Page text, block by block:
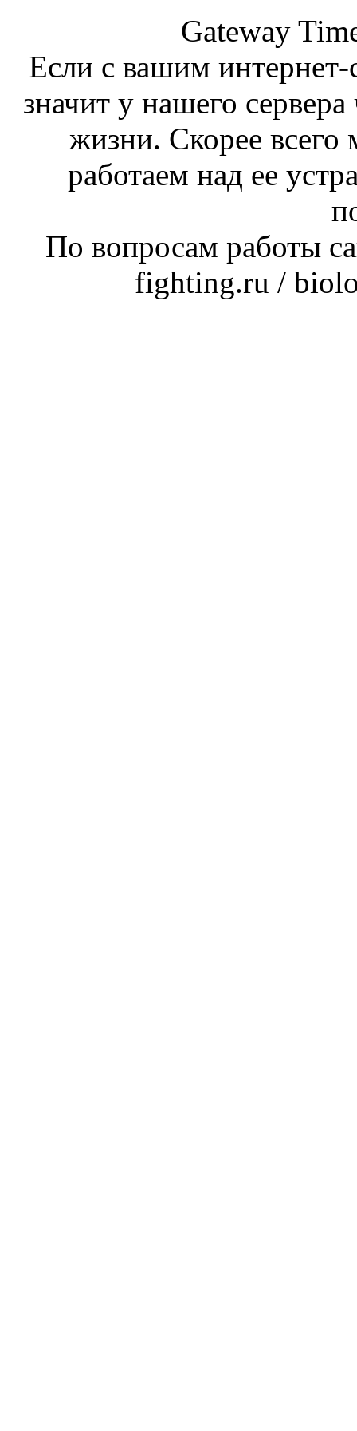
Gateway
Если с вашим интернет-
значит у нашего
жизни. Скорее
работаем над ее
По вопросам работы
fighting.ru /